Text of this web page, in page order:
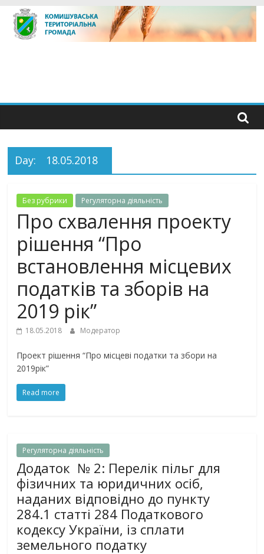
Skip
content
Day: 18.05.2018
Без рубрики Регуляторна дiяльнiсть
Про схвалення проекту
рішення “Про
встановлення місцевих
податків та зборів на
2019 рік”
18.05.2018 Модератор
Проект рішення “Про місцеві податки та збори на
2019рік”
Read more
Регуляторна дiяльнiсть
Додаток № 2: Перелік пільг для
фізичних та юридичних осіб,
наданих відповідно до пункту
284.1 статті 284 Податкового
кодексу України, із сплати
земельного податку